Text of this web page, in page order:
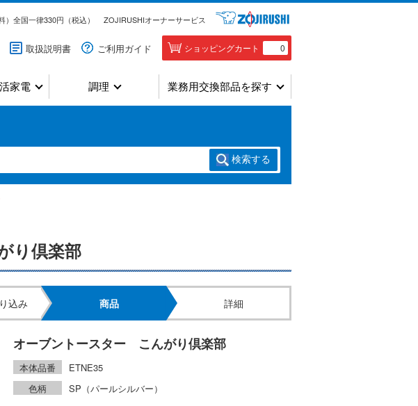
全国一律330円（税込） ZOJIRUSHIオーナーサービス
取扱説明書 ご利用ガイド ショッピングカート 0
家電 調理 業務用交換部品を探す
検索する
り倶楽部
込み 商品 詳細
オーブントースター こんがり倶楽部
本体品番
ETNE35
色柄
SP（パールシルバー）